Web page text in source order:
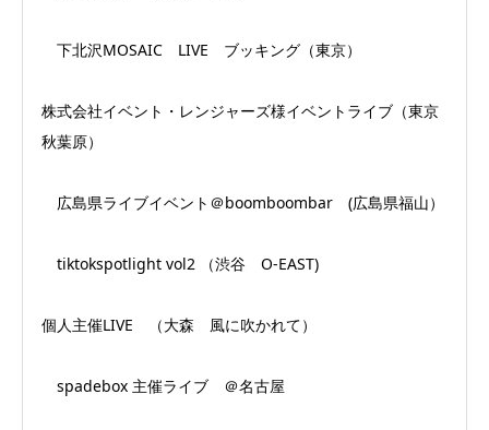
下北沢MOSAIC LIVE ブッキング（東京）
株式会社イベント・レンジャーズ様イベントライブ（東京
秋葉原）
広島県ライブイベント＠boomboombar (広島県福山）
tiktokspotlight vol2 （渋谷 O-EAST)
個人主催LIVE （大森 風に吹かれて）
spadebox 主催ライブ ＠名古屋